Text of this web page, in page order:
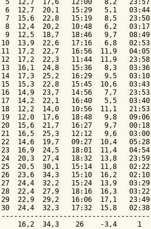
6  12,7  20,1   15:29   5,1
7  15,6  22,8   15:19   8,5
8  12,4  20,2   10:48   6,2
9  12,5  18,7   18:46   9,7
10  13,9  22,6   17:16   6,8
11  17,2  22,7   16:56  11,9
12  17,2  22,3   11:44  11,9
13  16,1  24,8   15:36   8,3
14  17,3  25,2   16:29   9,5
15  15,3  22,8   15:45  10,6
16  14,9  23,7   14:56   7,7
17  14,2  22,1   16:40   5,5
18  12,2  14,0   10:56  11,1
19  12,0  17,6   18:48   9,8
20  15,6  21,7   16:27   9,7
21  16,5  25,3   12:12   9,6
22  14,6  19,7   09:27  10,4
23  16,9  24,5   18:01  11,4
24  20,3  27,4   18:32  13,8
25  20,5  30,1   15:14  11,8
26  23,6  34,3   15:10  16,2
27  24,4  32,2   15:24  13,9
28  22,4  27,9   18:16  16,3
29  22,9  29,2   16:06  17,1
30  24,4  32,3   17:32  15,8
16,2  34,3    26    -3,4     1